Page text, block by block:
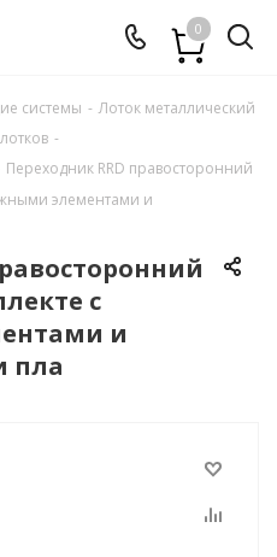
0
системы - Лоток металлический
-
Переходник RRD правосторонний
элементами и
с
и
пла